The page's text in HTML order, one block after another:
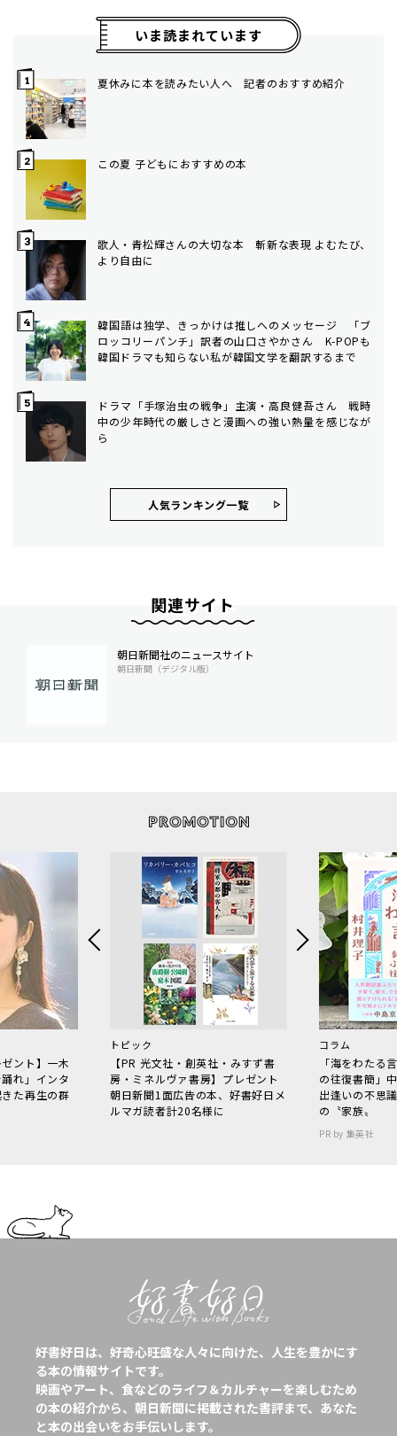
いま読まれています
夏休みに本を読みたい人へ 記者のおすすめ紹介
この夏 子どもにおすすめの本
歌人・青松輝さんの大切な本 斬新な表現 よむたび、
より自由に
韓国語は独学、きっかけは推しへのメッセージ 「ブ
ロッコリーパンチ」訳者の山口さやかさん K-POPも
韓国ドラマも知らない私が韓国文学を翻訳するまで
ドラマ「手塚治虫の戦争」主演・高良健吾さん 戦時
中の少年時代の厳しさと漫画への強い熱量を感じなが
ら
人気ランキング⼀覧
関連サイト
朝日新聞社のニュースサイト
朝日新聞（デジタル版）
ント】一木
れ」インタ
た再生の群
トピック
【PR 光文社・創英社・みすず書
房・ミネルヴァ書房】プレゼント
朝日新聞1面広告の本、好書好日メ
ルマガ読者計20名様に
コラム
「海をわた
の往復書簡」
出逢いの不思
の〝家族〟
PR by 集英社
好書好日は、好奇心旺盛な人々に向けた、人生を豊かにす
る本の情報サイトです。
映画やアート、食などのライフ＆カルチャーを楽しむため
の本の紹介から、朝日新聞に掲載された書評まで、あなた
と本の出会いをお手伝いします。